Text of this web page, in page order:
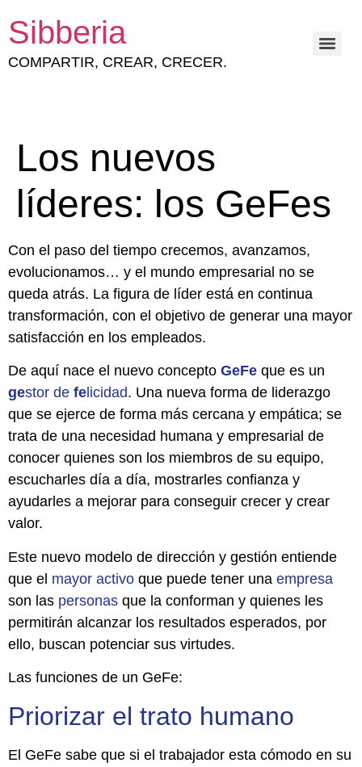
Sibberia
COMPARTIR, CREAR, CRECER.
Los nuevos
líderes: los GeFes
Con el paso del tiempo crecemos, avanzamos,
evolucionamos… y el mundo empresarial no se
queda atrás. La figura de líder está en continua
transformación, con el objetivo de generar una mayor
satisfacción en los empleados.
De aquí nace el nuevo concepto GeFe que es un
gestor de fe licidad. Una nueva forma de liderazgo
que se ejerce de forma más cercana y empática; se
trata de una necesidad humana y empresarial de
conocer quienes son los miembros de su equipo,
escucharles día a día, mostrarles confianza y
ayudarles a mejorar para conseguir crecer y crear
valor.
Este nuevo modelo de dirección y gestión entiende
que el mayor activo que puede tener una empresa
son las personas que la conforman y quienes les
permitirán alcanzar los resultados esperados, por
ello, buscan potenciar sus virtudes.
Las funciones de un GeFe:
Priorizar el trato humano
El GeFe sabe que si el trabajador esta cómodo en su